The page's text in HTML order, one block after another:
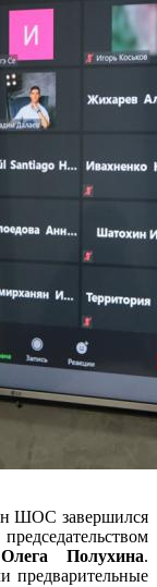
ШОС завершился
Олега Полухина.
предварительные